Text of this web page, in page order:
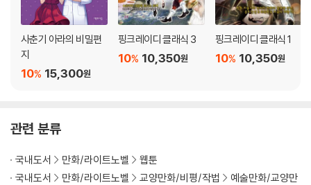
사춘기 아라의 비밀편
지
15,300원
10%
핑크레이디 클래식 3
10,350원
10%
핑크레이디 클래식 1
10,350원
10%
관련 분류
국내도서 만화/라이트노벨
웹툰
국내도서
만화/라이트노벨 교양만화/비평/작법
예술만화/교양만